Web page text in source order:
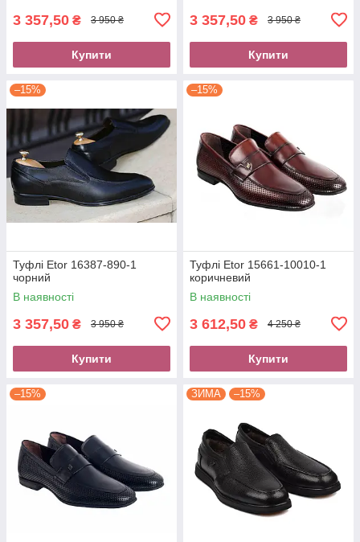
3 357,50 ₴ 3 950 ₴
Купити
3 357,50 ₴ 3 950 ₴
Купити
–15%
Туфлі Etor 16387-890-1
чорний
В наявності
3 357,50 ₴ 3 950 ₴
Купити
–15%
Туфлі Etor 15661-10010-1
коричневий
В наявності
3 612,50 ₴ 4 250 ₴
Купити
–15% ЗИМА –15%